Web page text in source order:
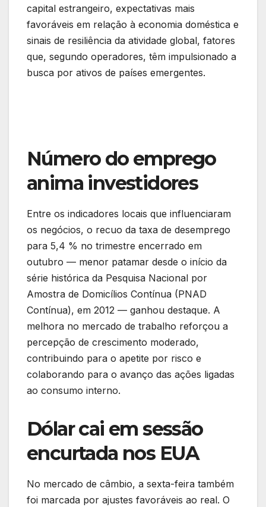
capital estrangeiro, expectativas mais
favoráveis em relação à economia doméstica e
sinais de resiliência da atividade global, fatores
que, segundo operadores, têm impulsionado a
busca por ativos de países emergentes.
Número do emprego
anima investidores
Entre os indicadores locais que influenciaram
os negócios, o recuo da taxa de desemprego
para 5,4 % no trimestre encerrado em
outubro — menor patamar desde o início da
série histórica da Pesquisa Nacional por
Amostra de Domicílios Contínua (PNAD
Contínua), em 2012 — ganhou destaque. A
melhora no mercado de trabalho reforçou a
percepção de crescimento moderado,
contribuindo para o apetite por risco e
colaborando para o avanço das ações ligadas
ao consumo interno.
Dólar cai em sessão
encurtada nos EUA
No mercado de câmbio, a sexta-feira também
foi marcada por ajustes favoráveis ao real. O